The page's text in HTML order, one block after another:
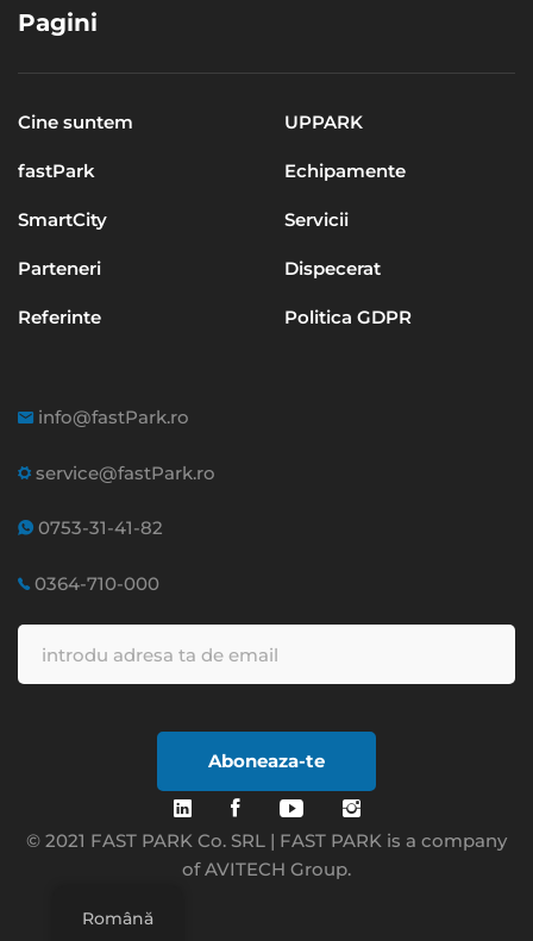
Pagini
Cine suntem UPPARK
fastPark Echipamente
SmartCity Servicii
Parteneri Dispecerat
Referinte Politica GDPR
info@fastPark.ro
service@fastPark.ro
0753-31-41-82
0364-710-000
Aboneaza-te
© 2021 FAST PARK Co. SRL | FAST PARK is a company
of AVITECH Group.
Română